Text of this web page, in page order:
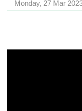
Monday, 27 Mar